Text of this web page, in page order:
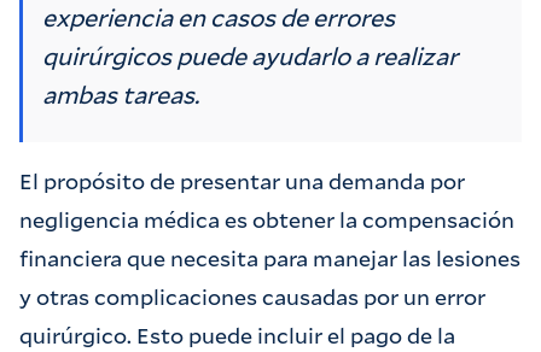
experiencia en casos de errores
quirúrgicos puede ayudarlo a realizar
ambas tareas.
El propósito de presentar una demanda por
negligencia médica es obtener la compensación
financiera que necesita para manejar las lesiones
y otras complicaciones causadas por un error
quirúrgico. Esto puede incluir el pago de la